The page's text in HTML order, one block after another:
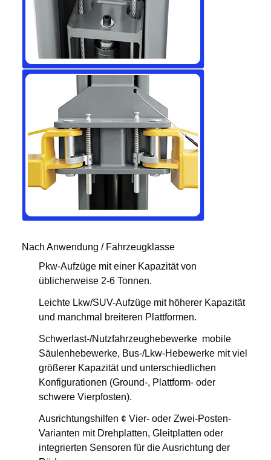
Nach Anwendung / Fahrzeugklasse
Pkw-Aufzüge mit einer Kapazität von
üblicherweise 2-6 Tonnen.
Leichte Lkw/SUV-Aufzüge mit höherer Kapazität
und manchmal breiteren Plattformen.
Schwerlast-/Nutzfahrzeughebewerke ️ mobile
Säulenhebewerke, Bus-/Lkw-Hebewerke mit viel
größerer Kapazität und unterschiedlichen
Konfigurationen (Ground-, Plattform- oder
schwere Vierpfosten).
Ausrichtungshilfen ¢ Vier- oder Zwei-Posten-
Varianten mit Drehplatten, Gleitplatten oder
integrierten Sensoren für die Ausrichtung der